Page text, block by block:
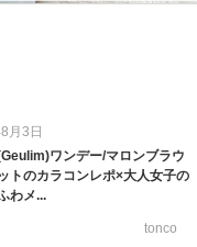
月3日
ワンデー/マロンブラウ
トのカラコンレポ×大人女子の
わメ...
tonco